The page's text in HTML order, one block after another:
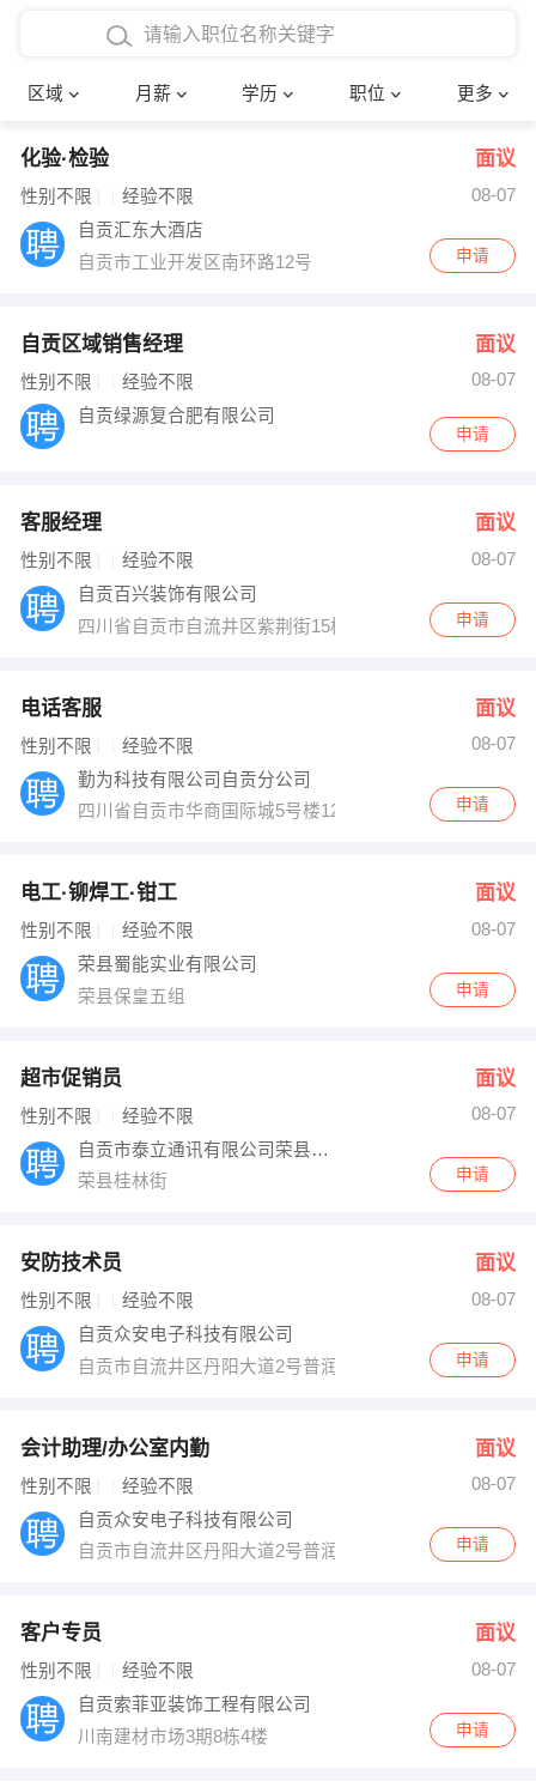
区域 月薪 学历 职位 更多
4000-5000元
8000-12000元
12000-20000元
博士
文员
财务会计
网络IT
快递员
收银员 技术员/工程师
水电/机修
出纳
编辑
跟单
其他职位
确定
化验·检验 面议
性别不限 经验不限
08-07
自贡汇东大酒店
自贡市工业开发区南环路12号
申请
自贡区域销售经理 面议
性别不限 经验不限
08-07
自贡绿源复合肥有限公司
申请
客服经理 面议
性别不限 经验不限
08-07
自贡百兴装饰有限公司
四川省自贡市自流井区紫荆街15栋二楼有家工长申请
电话客服 面议
性别不限 经验不限
08-07
勤为科技有限公司自贡分公司
四川省自贡市华商国际城5号楼12楼
申请
电工·铆焊工·钳工 面议
性别不限 经验不限
08-07
荣县蜀能实业有限公司
荣县保皇五组
申请
超市促销员 面议
性别不限 经验不限
08-07
自贡市泰立通讯有限公司荣县分公司
荣县桂林街
申请
安防技术员 面议
性别不限 经验不限
08-07
自贡众安电子科技有限公司
自贡市自流井区丹阳大道2号普润城A5138
申请
会计助理/办公室内勤 面议
性别不限 经验不限
08-07
自贡众安电子科技有限公司
自贡市自流井区丹阳大道2号普润城A5138
申请
客户专员 面议
性别不限 经验不限
08-07
自贡索菲亚装饰工程有限公司
川南建材市场3期8栋4楼
申请